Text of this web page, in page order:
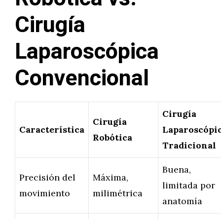
Cirugía
Laparoscópica
Convencional
Característica
Cirugía
Robótica
Cirugía
Tradicional
Precisión del
movimiento
Máxima,
milimétrica
Buena,
limitada por
anatomía